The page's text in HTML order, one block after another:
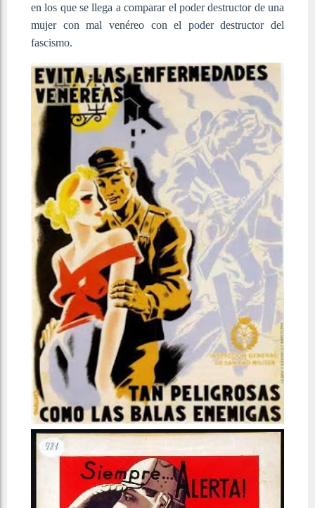
en los que se llega a comparar el poder destructor de una
mujer con mal venéreo con el poder destructor del
fascismo.